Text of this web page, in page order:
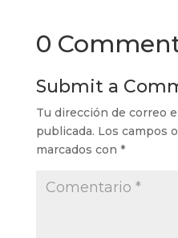
0
Submit a
Tu dirección de correo
publicada. Los campos
marcados con *